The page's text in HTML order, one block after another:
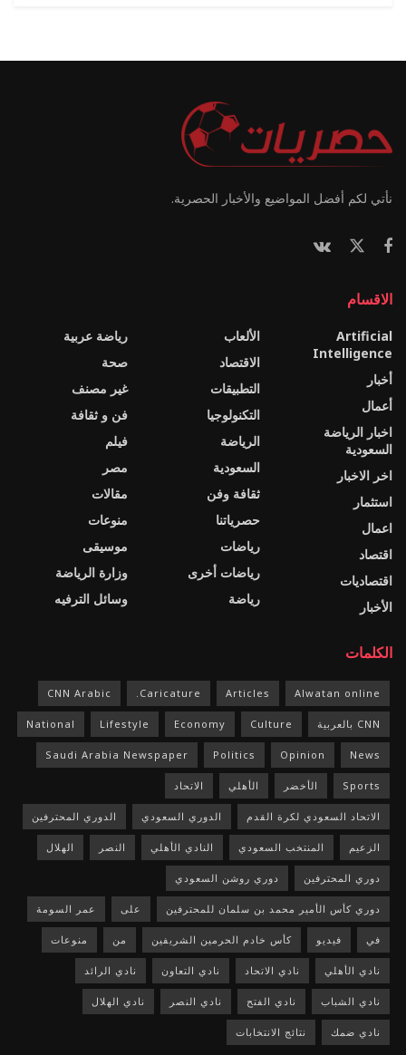
نأتي لكم أفضل المواضيع والأخبار الحصرية.
الاقسام
Artificial
Intelligence
أخبار
أعمال
اخبار الرياضة
السعودية
اخر الاخبار
استثمار
اعمال
اقتصاد
اقتصاديات
الأخبار
الألعاب
الاقتصاد
التطبيقات
التكنولوجيا
الرياضة
السعودية
ثقافة وفن
حصرياتنا
رياضات
رياضات أخرى
رياضة
رياضة عربية
صحة
غير مصنف
فن و ثقافة
فيلم
مصر
مقالات
منوعات
موسيقى
وزارة الرياضة
وسائل الترفيه
الكلمات
Alwatan online
Articles
Caricature.
CNN Arabic
CNN بالعربية Culture
Economy
Lifestyle
National
News
Opinion
Politics
Saudi Arabia Newspaper
Sports الأخضر الأهلي الاتحاد
الاتحاد السعودي لكرة القدم الدوري السعودي الدوري المحترفين
الزعيم المنتخب السعودي النادي الأهلي النصر الهلال
دوري المحترفين دوري روشن السعودي
دوري كأس الأمير محمد بن سلمان للمحترفين على عمر السومة
في فيديو كأس خادم الحرمين الشريفين من منوعات
نادي الأهلي نادي الاتحاد نادي التعاون نادي الرائد
نادي الشباب نادي الفتح نادي النصر نادي الهلال
نادي ضمك نتائج الانتخابات